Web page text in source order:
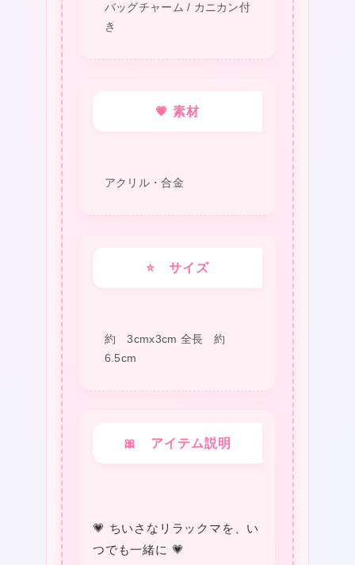
バッグチャーム / カニカン付
き
💗 素材
アクリル・合金
⭐ サイズ
約 3cmx3cm 全長 約
6.5cm
🎀 アイテム説明
💗 ちいさなリラックマを、い
つでも一緒に 💗
★